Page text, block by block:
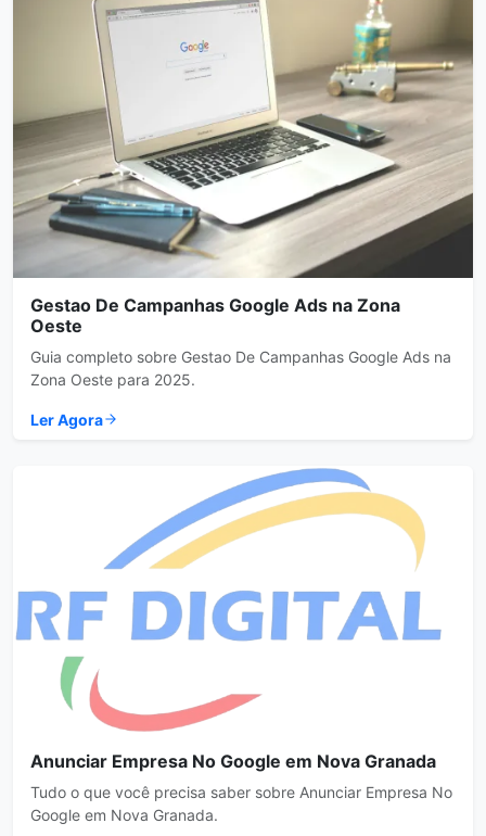
Gestao De Campanhas Google Ads na Zona
Oeste
Guia completo sobre Gestao De Campanhas Google Ads na
Zona Oeste para 2025.
Ler Agora
Anunciar Empresa No Google em Nova Granada
Tudo o que você precisa saber sobre Anunciar Empresa No
Google em Nova Granada.